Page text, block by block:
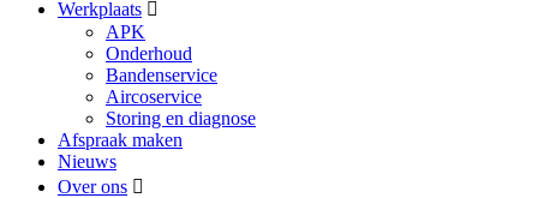
Werkplaats
APK
Onderhoud
Bandenservice
Aircoservice
Storing en diagnose
Afspraak maken
Nieuws
Over ons